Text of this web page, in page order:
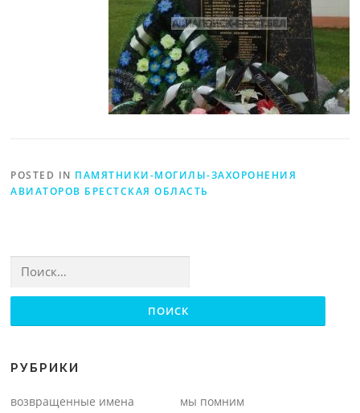
POSTED IN ПАМЯТНИКИ-МОГИЛЫ-ЗАХОРОНЕНИЯ
АВИАТОРОВ БРЕСТСКАЯ ОБЛАСТЬ
РУБРИКИ
возвращенные имена
мы помним